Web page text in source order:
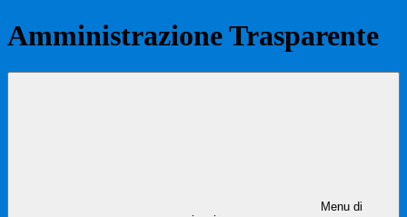
Amministrazione Trasparente
Menu di